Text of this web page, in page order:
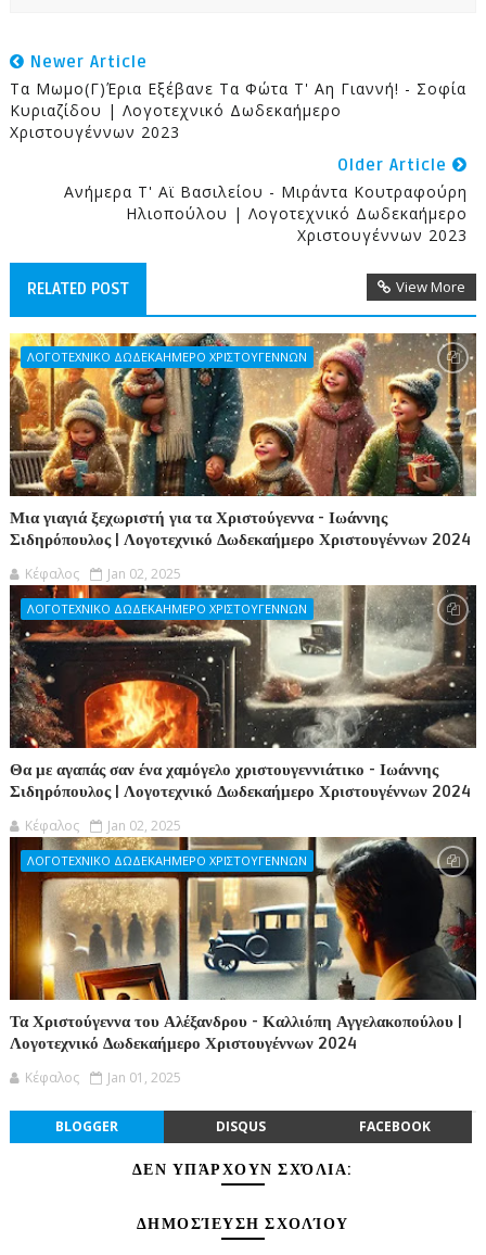
Newer Article
Τα Μωμο(γ)έρια Εξέβανε Τα Φώτα Τ' Αη Γιαννή! - Σοφία
Κυριαζίδου | Λογοτεχνικό Δωδεκαήμερο
Χριστουγέννων 2023
Older Article
Ανήμερα Τ' Αϊ Βασιλείου - Μιράντα Κουτραφούρη
Ηλιοπούλου | Λογοτεχνικό Δωδεκαήμερο
Χριστουγέννων 2023
RELATED POST View More
ΛΟΓΟΤΕΧΝΙΚΟ ΔΩΔΕΚΑΗΜΕΡΟ ΧΡΙΣΤΟΥΓΕΝΝΩΝ
Μια γιαγιά ξεχωριστή για τα Χριστούγεννα - Ιωάννης
Σιδηρόπουλος | Λογοτεχνικό Δωδεκαήμερο Χριστουγέννων 2024
Κέφαλος Jan 02, 2025
ΛΟΓΟΤΕΧΝΙΚΟ ΔΩΔΕΚΑΗΜΕΡΟ ΧΡΙΣΤΟΥΓΕΝΝΩΝ
Θα με αγαπάς σαν ένα χαμόγελο χριστουγεννιάτικο - Ιωάννης
Σιδηρόπουλος | Λογοτεχνικό Δωδεκαήμερο Χριστουγέννων 2024
Κέφαλος Jan 02, 2025
ΛΟΓΟΤΕΧΝΙΚΟ ΔΩΔΕΚΑΗΜΕΡΟ ΧΡΙΣΤΟΥΓΕΝΝΩΝ
Τα Χριστούγεννα του Αλέξανδρου - Καλλιόπη Αγγελακοπούλου |
Λογοτεχνικό Δωδεκαήμερο Χριστουγέννων 2024
Κέφαλος Jan 01, 2025
BLOGGER DISQUS FACEBOOK
ΔΕΝ ΥΠΆΡΧΟΥΝ ΣΧΌΛΙΑ:
ΔΗΜΟΣΊΕΥΣΗ ΣΧΟΛΊΟΥ